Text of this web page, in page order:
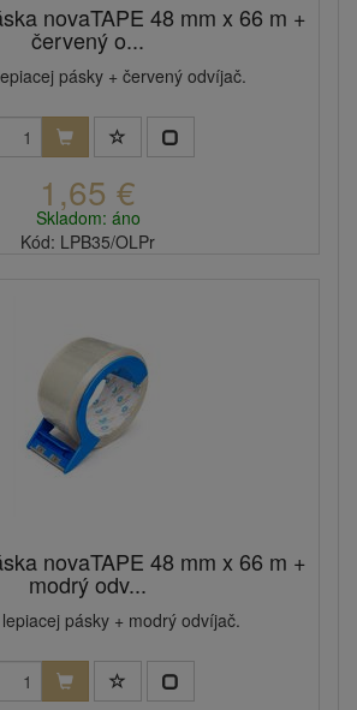
novaTAPE 48 mm x 66 m +
červený o...
pásky + červený odvíjač.
1,65 €
Skladom: áno
Kód: LPB35/OLPr
novaTAPE 48 mm x 66 m +
modrý odv...
pásky + modrý odvíjač.